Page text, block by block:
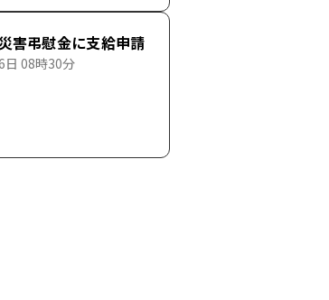
害弔慰金に支給申請
日 08時30分